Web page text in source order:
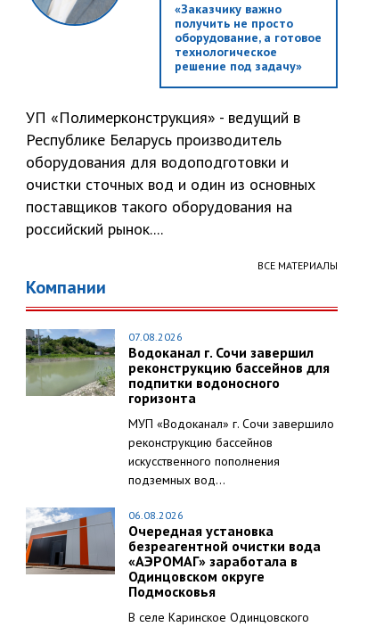
«Заказчику важно
получить не просто
оборудование, а готовое
технологическое
решение под задачу»
УП «Полимерконструкция» - ведущий в
Республике Беларусь производитель
оборудования для водоподготовки и
очистки сточных вод и один из основных
поставщиков такого оборудования на
российский рынок....
ВСЕ МАТЕРИАЛЫ
Компании
07.08.2026
Водоканал г. Сочи завершил
реконструкцию бассейнов для
подпитки водоносного
горизонта
МУП «Водоканал» г. Сочи завершило
реконструкцию бассейнов
искусственного пополнения
подземных вод...
06.08.2026
Очередная установка
безреагентной очистки вода
«АЭРОМАГ» заработала в
Одинцовском округе
Подмосковья
В селе Каринское Одинцовского